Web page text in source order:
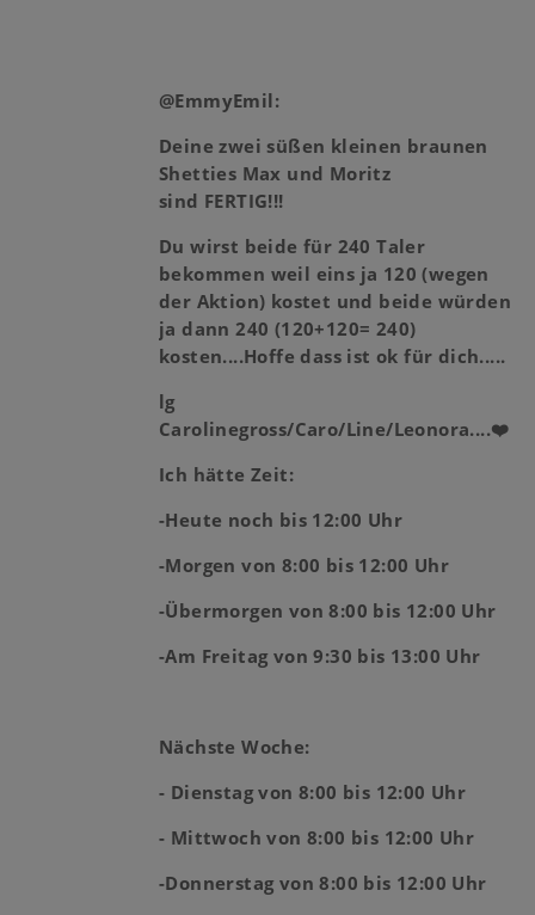
@EmmyEmil:
Deine zwei süßen kleinen braunen
Shetties Max und Moritz
sind FERTIG!!!
Du wirst beide für 240 Taler
bekommen weil eins ja 120 (wegen
der Aktion) kostet und beide würden
ja dann 240 (120+120= 240)
kosten....Hoffe dass ist ok für dich.....
lg
Carolinegross/Caro/Line/Leonora....❤️
Ich hätte Zeit:
-Heute noch bis 12:00 Uhr
-Morgen von 8:00 bis 12:00 Uhr
-Übermorgen von 8:00 bis 12:00 Uhr
-Am Freitag von 9:30 bis 13:00 Uhr
Nächste Woche:
- Dienstag von 8:00 bis 12:00 Uhr
- Mittwoch von 8:00 bis 12:00 Uhr
-Donnerstag von 8:00 bis 12:00 Uhr